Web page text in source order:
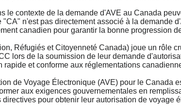
le contexte de la demande d'AVE au Canada
n'est pas directement associé à la demande
canadien pour garantir la bonne progression
Réfugiés et Citoyenneté Canada) joue un rôle
lors de la soumission de leur demande
et conforme aux réglementations
de Voyage Électronique (AVE) pour le Canada
aux exigences gouvernementales en
pour obtenir leur autorisation de voyage